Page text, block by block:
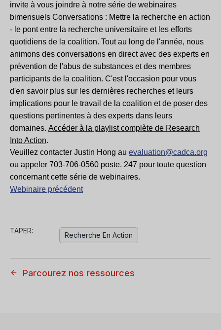
invite à vous joindre à notre série de webinaires
bimensuels Conversations : Mettre la recherche en action
- le pont entre la recherche universitaire et les efforts
quotidiens de la coalition. Tout au long de l'année, nous
animons des conversations en direct avec des experts en
prévention de l'abus de substances et des membres
participants de la coalition. C'est l'occasion pour vous
d'en savoir plus sur les dernières recherches et leurs
implications pour le travail de la coalition et de poser des
questions pertinentes à des experts dans leurs
domaines. Accéder à la playlist complète de Research
Into Action.
Veuillez contacter Justin Hong au evaluation@cadca.org
ou appeler 703-706-0560 poste. 247 pour toute question
concernant cette série de webinaires.
Webinaire précédent
TAPER:
Recherche En Action
Parcourez nos ressources